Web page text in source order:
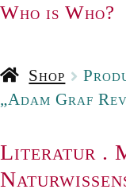
Who is Who?
Shop
„Adam Graf
Literatur .